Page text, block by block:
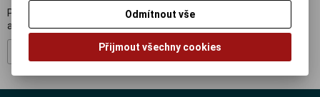
Přihlašte se k odběru novinek a buďte informováni o novinkách,
akcích a soutěžích.
Odmítnout vše
Přijmout všechny cookies